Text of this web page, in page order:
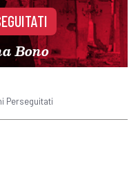
Bono
Perseguitati